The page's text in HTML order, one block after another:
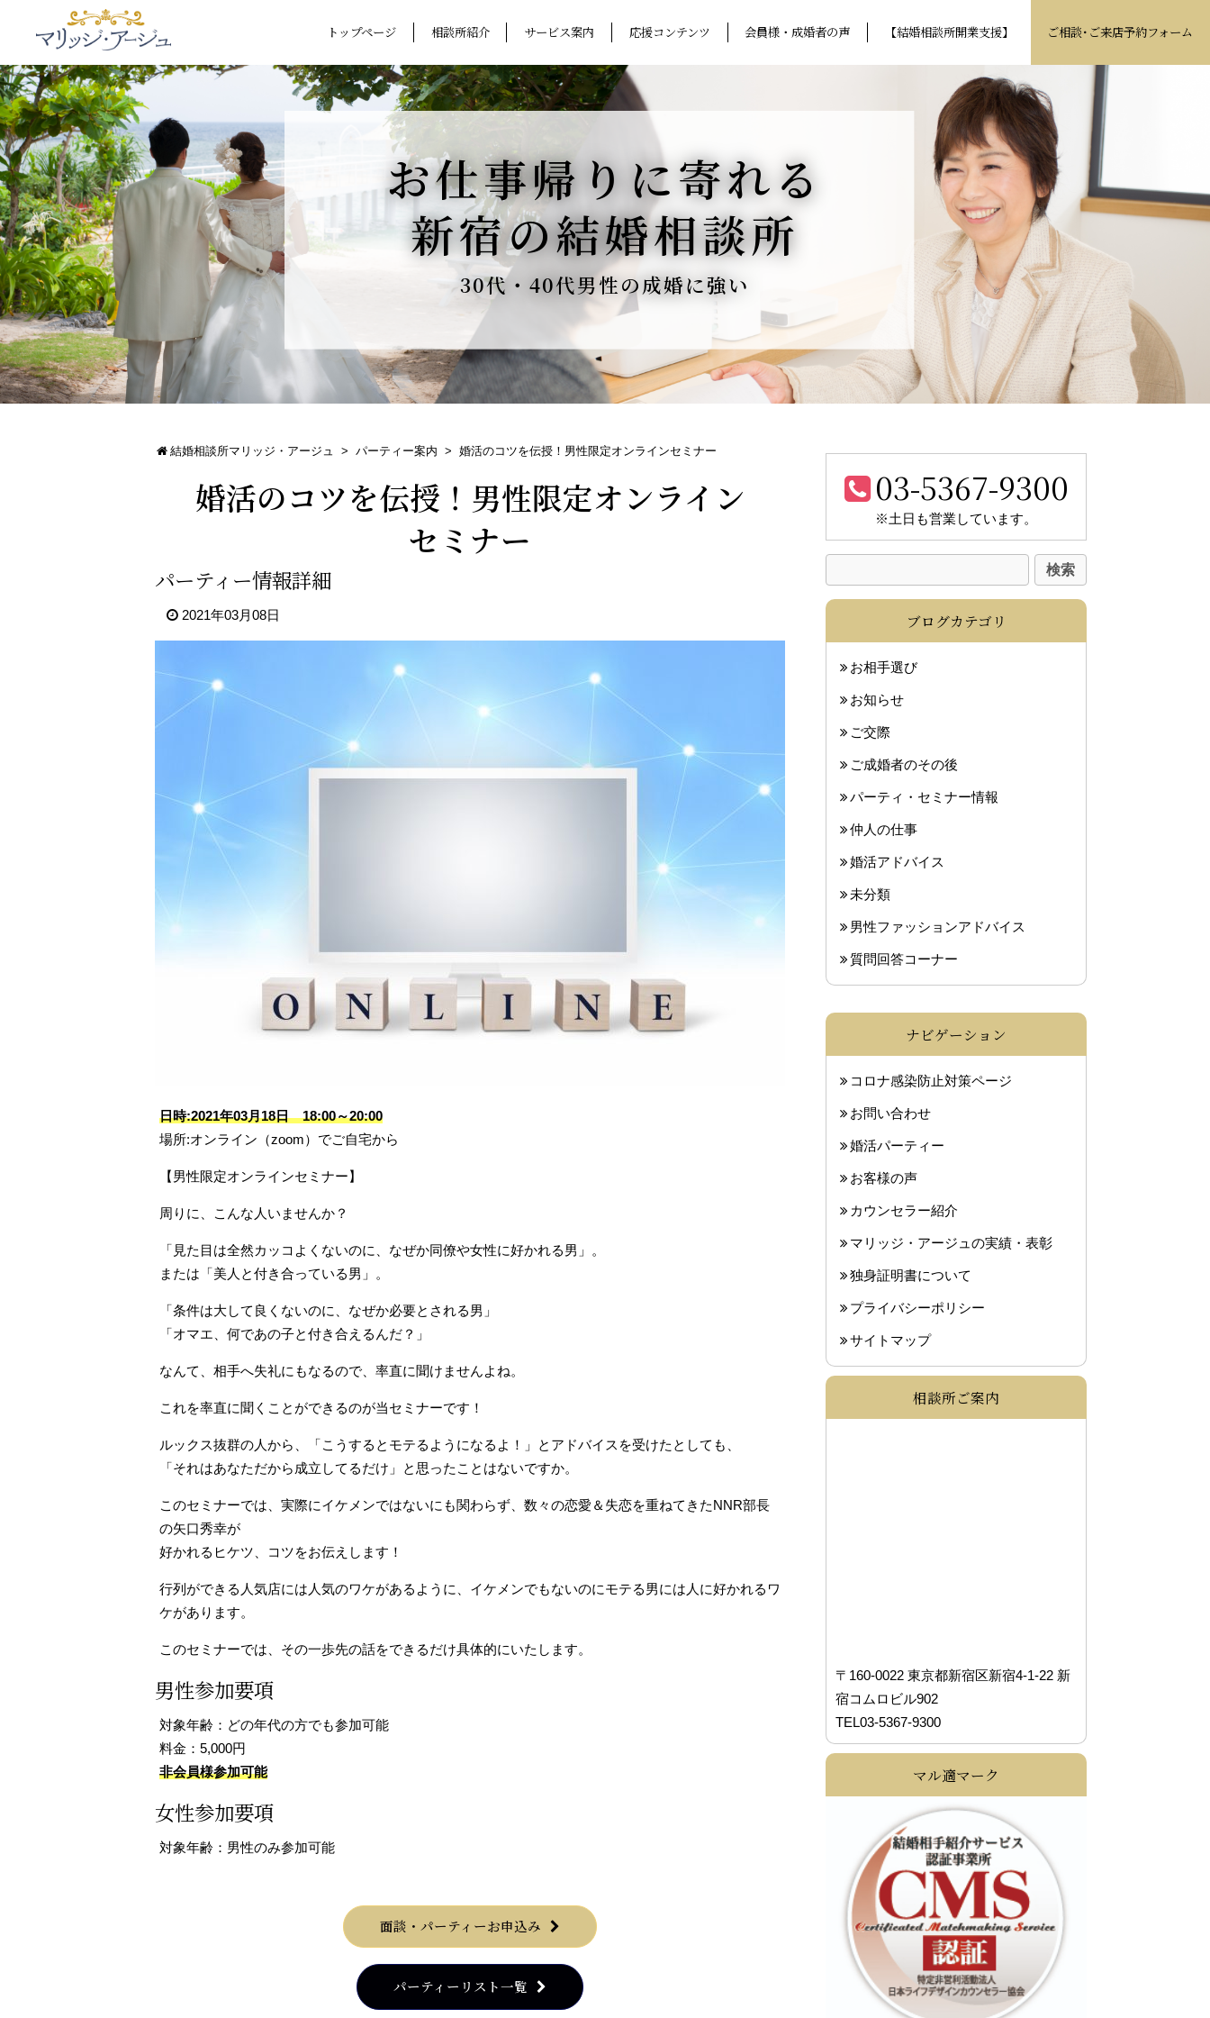
トップページ 相談所紹介 サービス案内 応援コンテンツ 会員様・成婚者の声 【結婚相談所開業支援】 ご相談･ご来店予約フォーム
お仕事帰りに寄れる
新宿の結婚相談所
30代・40代男性の成婚に強い
結婚相談所マリッジ・アージュ > パーティー案内 > 婚活のコツを伝授！男性限定オンラインセミナー
婚活のコツを伝授！男性限定オンライン
セミナー
パーティー情報詳細
2021年03月08日
日時:2021年03月18日 18:00～20:00
場所:オンライン（zoom）でご自宅から
【男性限定オンラインセミナー】
周りに、こんな人いませんか？
「見た目は全然カッコよくないのに、なぜか同僚や女性に好かれる男」。
または「美人と付き合っている男」。
「条件は大して良くないのに、なぜか必要とされる男」
「オマエ、何であの子と付き合えるんだ？」
なんて、相手へ失礼にもなるので、率直に聞けませんよね。
これを率直に聞くことができるのが当セミナーです！
ルックス抜群の人から、「こうするとモテるようになるよ！」とアドバイスを受けたとしても、
「それはあなただから成立してるだけ」と思ったことはないですか。
このセミナーでは、実際にイケメンではないにも関わらず、数々の恋愛＆失恋を重ねてきたNNR部長
の矢口秀幸が
好かれるヒケツ、コツをお伝えします！
行列ができる人気店には人気のワケがあるように、イケメンでもないのにモテる男には人に好かれるワ
ケがあります。
このセミナーでは、その一歩先の話をできるだけ具体的にいたします。
男性参加要項
対象年齢：どの年代の方でも参加可能
料金：5,000円
非会員様参加可能
女性参加要項
対象年齢：男性のみ参加可能
面談・パーティーお申込み
パーティーリスト一覧
03-5367-9300
※土日も営業しています。
ブログカテゴリ
お相手選び
お知らせ
ご交際
ご成婚者のその後
パーティ・セミナー情報
仲人の仕事
婚活アドバイス
未分類
男性ファッションアドバイス
質問回答コーナー
ナビゲーション
コロナ感染防止対策ページ
お問い合わせ
婚活パーティー
お客様の声
カウンセラー紹介
マリッジ・アージュの実績・表彰
独身証明書について
プライバシーポリシー
サイトマップ
相談所ご案内
〒160-0022 東京都新宿区新宿4-1-22 新
宿コムロビル902
TEL03-5367-9300
マル適マーク